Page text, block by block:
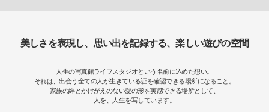
美しさを表現し、思い出を記録する、楽しい遊びの空間
人生の写真館ライフスタジオという名前に込めた想い。
それは、出会う全ての人が生きている証を確認できる場所になること。
家族の絆とかけがえのない愛の形を実感できる場所として、
人を、人生を写しています。